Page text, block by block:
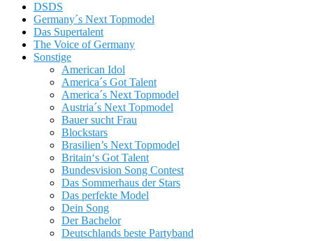
DSDS
Germany´s Next Topmodel
Das Supertalent
The Voice of Germany
Sonstige
American Idol
America´s Got Talent
America´s Next Topmodel
Austria´s Next Topmodel
Bauer sucht Frau
Blockstars
Brasilien’s Next Topmodel
Britain‘s Got Talent
Bundesvision Song Contest
Das Sommerhaus der Stars
Das perfekte Model
Dein Song
Der Bachelor
Deutschlands beste Partyband